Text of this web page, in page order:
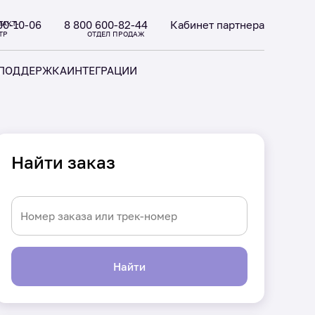
10-06 8 800 600-82-44
ОТДЕЛ ПРОДАЖ
Кабинет партнера
ИНТЕГРАЦИИ
Найти заказ
Найти